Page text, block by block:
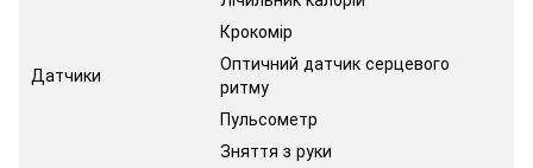
Датчики
Крокомір
Оптичний датчик серцевого
ритму
Пульсометр
Зняття з руки